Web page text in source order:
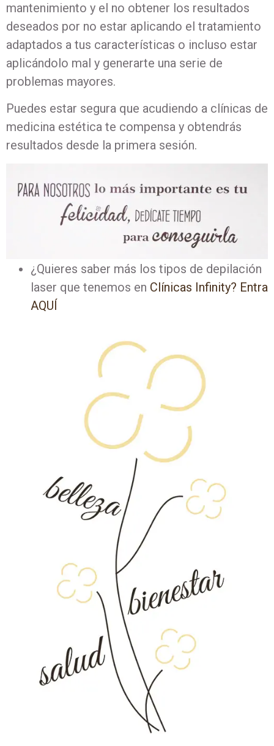
mantenimiento y el no obtener los resultados
deseados por no estar aplicando el tratamiento
adaptados a tus características o incluso estar
aplicándolo mal y generarte una serie de
problemas mayores.
Puedes estar segura que acudiendo a clínicas de
medicina estética te compensa y obtendrás
resultados desde la primera sesión.
¿Quieres saber más los tipos de depilación
laser que tenemos en Clínicas Infinity? Entra
AQUÍ